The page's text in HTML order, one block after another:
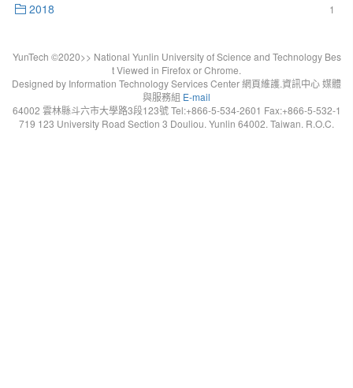
1
2018
YunTech ©2020>> National Yunlin University of Science and Technology Bes
t Viewed in Firefox or Chrome.
Designed by Information Technology Services Center 網頁維護.資訊中心 媒體
與服務組 E-mail
64002 雲林縣斗六市大學路3段123號 Tel:+866-5-534-2601 Fax:+866-5-532-1
719 123 University Road Section 3 Douliou. Yunlin 64002. Taiwan. R.O.C.